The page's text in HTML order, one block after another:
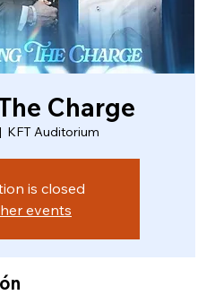
Charge
KFT Auditorium
is closed
events